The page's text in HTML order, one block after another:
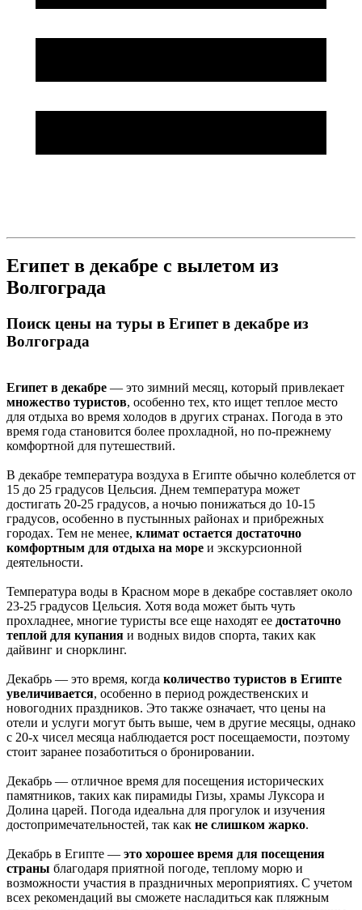
Египет в декабре с вылетом из
Волгограда
Поиск цены на туры в Египет в декабре из
Волгограда
Египет в декабре — это зимний месяц, который привлекает
множество туристов, особенно тех, кто ищет теплое место
для отдыха во время холодов в других странах. Погода в это
время года становится более прохладной, но по-прежнему
комфортной для путешествий.
В декабре температура воздуха в Египте обычно колеблется от
15 до 25 градусов Цельсия. Днем температура может
достигать 20-25 градусов, а ночью понижаться до 10-15
градусов, особенно в пустынных районах и прибрежных
городах. Тем не менее, климат остается достаточно
комфортным для отдыха на море и экскурсионной
деятельности.
Температура воды в Красном море в декабре составляет около
23-25 градусов Цельсия. Хотя вода может быть чуть
прохладнее, многие туристы все еще находят ее достаточно
теплой для купания и водных видов спорта, таких как
дайвинг и снорклинг.
Декабрь — это время, когда количество туристов в Египте
увеличивается, особенно в период рождественских и
новогодних праздников. Это также означает, что цены на
отели и услуги могут быть выше, чем в другие месяцы, однако
с 20-х чисел месяца наблюдается рост посещаемости, поэтому
стоит заранее позаботиться о бронировании.
Декабрь — отличное время для посещения исторических
памятников, таких как пирамиды Гизы, храмы Луксора и
Долина царей. Погода идеальна для прогулок и изучения
достопримечательностей, так как не слишком жарко.
Декабрь в Египте — это хорошее время для посещения
страны благодаря приятной погоде, теплому морю и
возможности участия в праздничных мероприятиях. С учетом
всех рекомендаций вы сможете насладиться как пляжным